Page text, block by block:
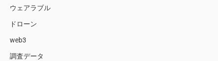
ウェアラブル
ドローン
web3
調査データ